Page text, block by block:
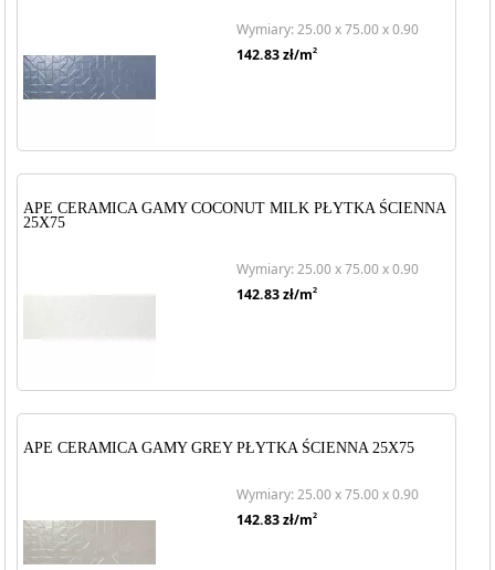
Wymiary: 25.00 x 75.00 x 0.90
142.83zł/m2
APE CERAMICA GAMY COCONUT MILK PŁYTKA ŚCIENNA
25X75
Wymiary: 25.00 x 75.00 x 0.90
142.83zł/m2
APE CERAMICA GAMY GREY PŁYTKA ŚCIENNA 25X75
Wymiary: 25.00 x 75.00 x 0.90
142.83zł/m2